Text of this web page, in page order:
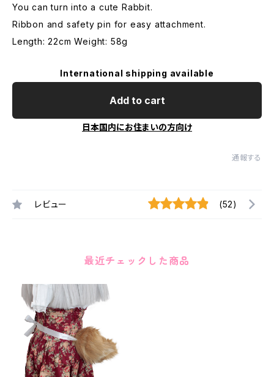
You can turn into a cute Rabbit.
Ribbon and safety pin for easy attachment.
Length: 22cm Weight: 58g
International shipping available
Add to cart
日本国内にお住まいの方向け
通報する
レビュー (52)
最近チェックした商品